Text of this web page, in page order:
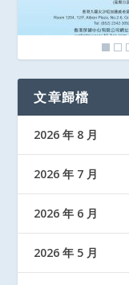
文章歸檔
2026 年 8 月
2026 年 7 月
2026 年 6 月
2026 年 5 月